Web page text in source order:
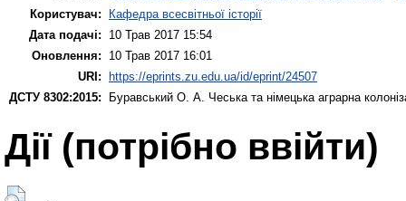
Користувач:
Кафедра всесвітньої історії
Дата подачі:
10 Трав 2017 15:54
Оновлення:
10 Трав 2017 16:01
URI: https://eprints.zu.edu.ua/id/eprint/24507
ДСТУ 8302:2015:
Буравський О. А. Чеська та німецька аграрна
Дії ​​(потрібно ввійти)